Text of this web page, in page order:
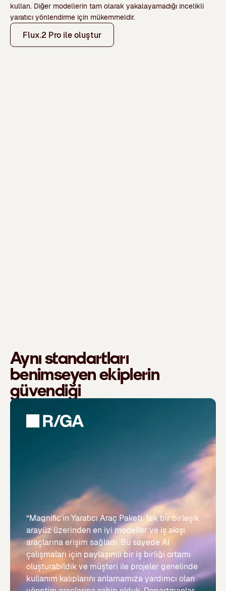
kullan. Diğer modellerin tam olarak yakalayamadığı incelikli
yaratıcı yönlendirme için mükemmeldir.
Flux.2 Pro ile oluştur
Aynı standartları
benimseyen ekiplerin
güvendiği
“Magnific’in Yaratıcı Araç Paketi, tek bir birleşik
arayüz üzerinden en iyi modeller ve iş akışı
araçlarına erişim sağladı. Bu sayede AI
çalışmaları için paylaşımlı bir iş birliği ortamı
oluşturabildik ve müşteri ile projeler genelinde
kullanım kalıplarını anlamamıza yardımcı olan